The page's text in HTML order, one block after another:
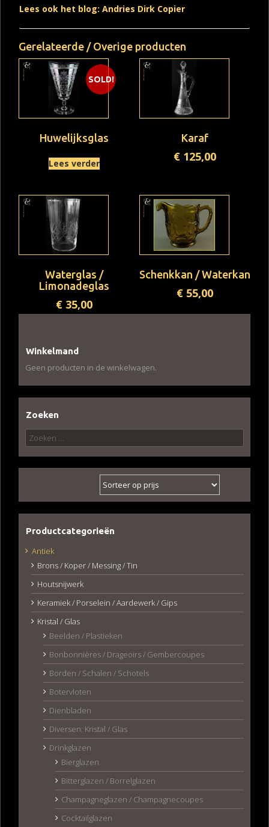
Lees ook het blog: Andries Dirk Copier
Gerelateerde / Overige producten
SOLD!
Huwelijksglas
Lees verder
Karaf
€125,00
Waterglas /
Limonadeglas
€ 35,00
Schenkkan / Waterkan
€55,00
Winkelmand
Geen producten in de winkelwagen.
Zoeken
Zoeken
naar:
Productcategorieën
Antiek
Brons / Koper / Messing / Tin
Houtsnijwerk
Keramiek / Porselein / Aardewerk / Gips
Kristal / Glas
Beelden / Plastieken
Bonbonnières / Drageoirs / Gembercoupes
Borden / Schalen / Schotels
Botervloten
Dienbladen
Diversen: Kristal / Glas
Drinkglazen
Bierglazen
Bitterglazen / Borrelglazen
Champagneglazen / Champagnecoupes
Cocktailglazen